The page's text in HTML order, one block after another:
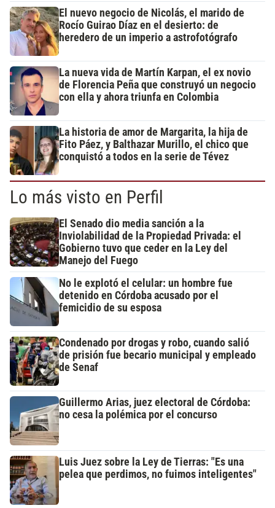
El nuevo negocio de Nicolás, el marido de
Rocío Guirao Díaz en el desierto: de
heredero de un imperio a astrofotógrafo
La nueva vida de Martín Karpan, el ex novio
de Florencia Peña que construyó un negocio
con ella y ahora triunfa en Colombia
La historia de amor de Margarita, la hija de
Fito Páez, y Balthazar Murillo, el chico que
conquistó a todos en la serie de Tévez
Lo más visto en Perfil
El Senado dio media sanción a la
Inviolabilidad de la Propiedad Privada: el
Gobierno tuvo que ceder en la Ley del
Manejo del Fuego
No le explotó el celular: un hombre fue
detenido en Córdoba acusado por el
femicidio de su esposa
Condenado por drogas y robo, cuando salió
de prisión fue becario municipal y empleado
de Senaf
Guillermo Arias, juez electoral de Córdoba:
no cesa la polémica por el concurso
Luis Juez sobre la Ley de Tierras: "Es una
pelea que perdimos, no fuimos inteligentes"